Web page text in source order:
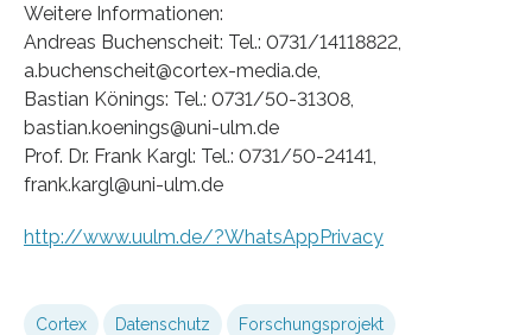
Weitere Informationen:
Andreas Buchenscheit: Tel.: 0731/14118822,
a.buchenscheit@cortex-media.de,
Bastian Könings: Tel.: 0731/50-31308,
bastian.koenings@uni-ulm.de
Prof. Dr. Frank Kargl: Tel.: 0731/50-24141,
frank.kargl@uni-ulm.de
http://www.uulm.de/?WhatsAppPrivacy
Cortex Datenschutz Forschungsprojekt